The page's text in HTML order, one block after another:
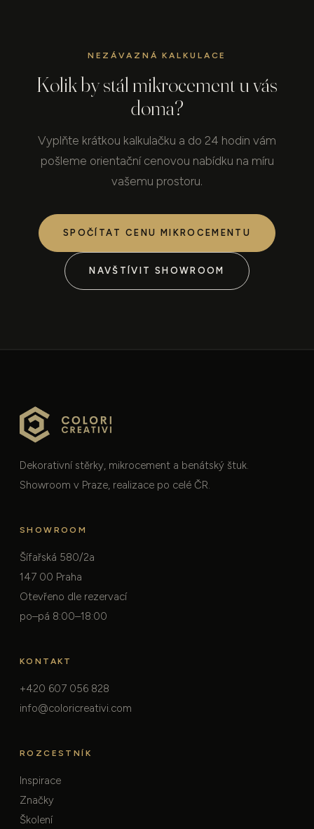
NEZÁVAZNÁ KALKULACE
Kolik by stál mikrocement u vás
doma?
Vyplňte krátkou kalkulačku a do 24 hodin vám
pošleme orientační cenovou nabídku na míru
vašemu prostoru.
SPOČÍTAT CENU MIKROCEMENTU
NAVŠTÍVIT SHOWROOM
Dekorativní stěrky, mikrocement a benátský štuk.
Showroom v Praze, realizace po celé ČR.
SHOWROOM
Šífařská 580/2a
147 00 Praha
Otevřeno dle rezervací
po–pá 8:00–18:00
KONTAKT
+420 607 056 828
info@coloricreativi.com
ROZCESTNÍK
Inspirace
Značky
Školení